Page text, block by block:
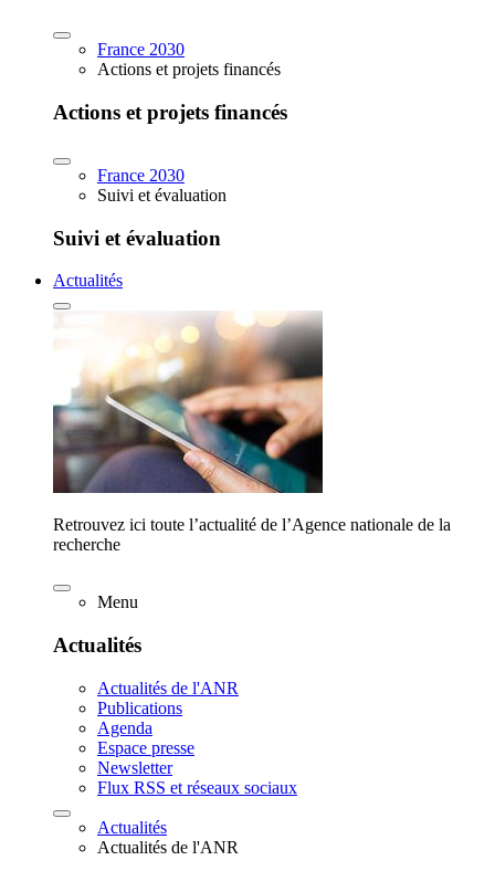
France 2030
Actions et projets financés
Actions et projets financés
France 2030
Suivi et évaluation
Suivi et évaluation
Actualités
Retrouvez ici toute l’actualité de l’Agence nationale de la
recherche
Menu
Actualités
Actualités de l'ANR
Publications
Agenda
Espace presse
Newsletter
Flux RSS et réseaux sociaux
Actualités
Actualités de l'ANR